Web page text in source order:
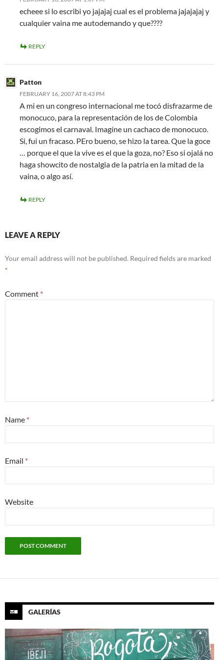
echeee si lo escribi yo jajajaj cual es el problema jajajajaj y
cualquier vaina me autodemando y que????
REPLY
Patton
FEBRUARY 16, 2007 AT 8:43 PM
A mi en un congreso internacional me tocó disfrazarme de
monocuco, para la representación de los de Colombia
escogimos el carnaval. Imagíne un cachaco de monocuco.
Si, fui un fracaso. PEro bueno, se hizo la tarea. Que la goce
… porque el que la vive es el que la goza, no? Eso si ojalá no
haga showcito de nostalgia de la patria en la mitad de la
vaina, o algo así.
REPLY
LEAVE A REPLY
Your email address will not be published. Required fields are marked
*
Comment *
Name *
Email *
Website
GALERÍAS